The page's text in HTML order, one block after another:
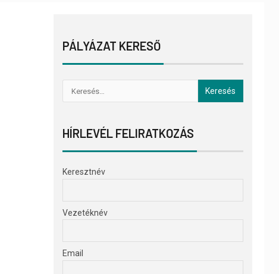
PÁLYÁZAT KERESŐ
HÍRLEVÉL FELIRATKOZÁS
Keresztnév
Vezetéknév
Email